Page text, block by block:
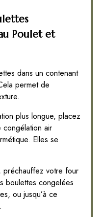
Poulet et
dans un contenant
permet de
plus longue, placez
air
Elles se
préchauffez votre four
boulettes congelées
ou jusqu’à ce